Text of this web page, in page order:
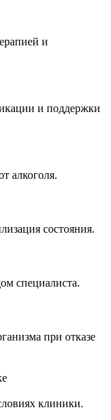
и
и поддержки
алкоголя.
состояния.
специалиста.
при отказе
клиники.